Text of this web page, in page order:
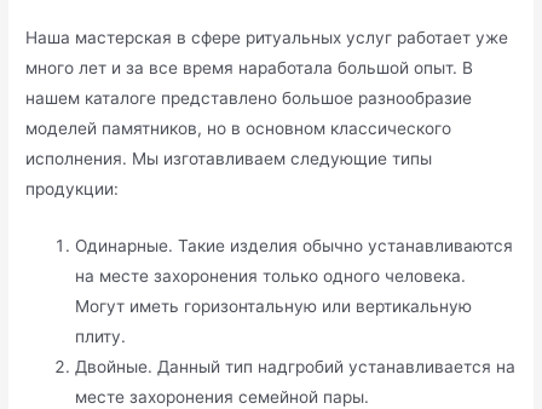
Наша мастерская в сфере ритуальных услуг работает уже
много лет и за все время наработала большой опыт. В
нашем каталоге представлено большое разнообразие
моделей памятников, но в основном классического
исполнения. Мы изготавливаем следующие типы
продукции:
Одинарные. Такие изделия обычно устанавливаются
на месте захоронения только одного человека.
Могут иметь горизонтальную или вертикальную
плиту.
Двойные. Данный тип надгробий устанавливается на
месте захоронения семейной пары.